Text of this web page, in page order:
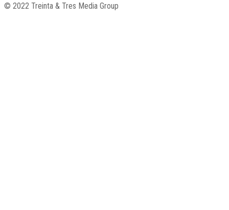
© 2022 Treinta & Tres Media Group